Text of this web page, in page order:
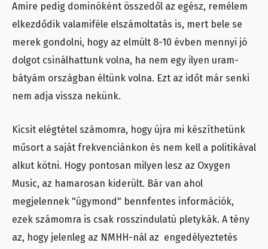
Amire pedig dominóként összedől az egész, remélem
elkezdődik valamiféle elszámoltatás is, mert bele se
merek gondolni, hogy az elmúlt 8-10 évben mennyi jó
dolgot csinálhattunk volna, ha nem egy ilyen uram-
bátyám országban éltünk volna. Ezt az időt már senki
nem adja vissza nekünk.
Kicsit elégtétel számomra, hogy újra mi készíthetünk
műsort a saját frekvenciánkon és nem kell a politikával
alkut kötni. Hogy pontosan milyen lesz az Oxygen
Music, az hamarosan kiderült. Bár van ahol
megjelennek "úgymond" bennfentes információk,
ezek számomra is csak rosszindulatú pletykák. A tény
az, hogy jelenleg az NMHH-nál az engedélyeztetés